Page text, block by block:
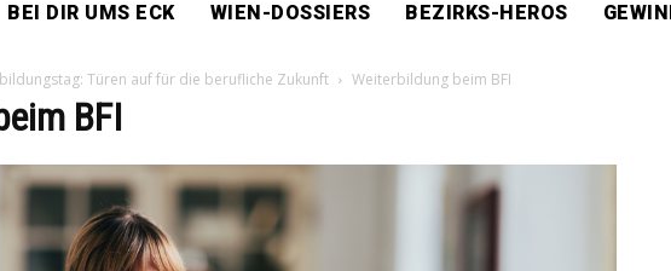
BEI DIR UMS ECK WIEN-DOSSIERS BEZIRKS-HEROS
Türen auf für die berufliche Zukunft Weiterbildung beim BFI
BFI